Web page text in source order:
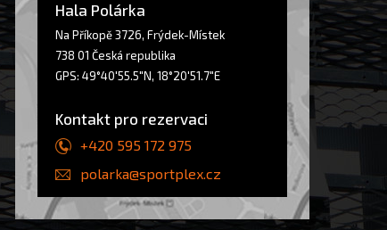
Hala Polárka
Na Příkopě 3726, Frýdek-Místek
738 01 Česká republika
GPS: 49°40'55.5"N, 18°20'51.7"E
Kontakt pro rezervaci
+420 595 172 975
polarka@sportplex.cz